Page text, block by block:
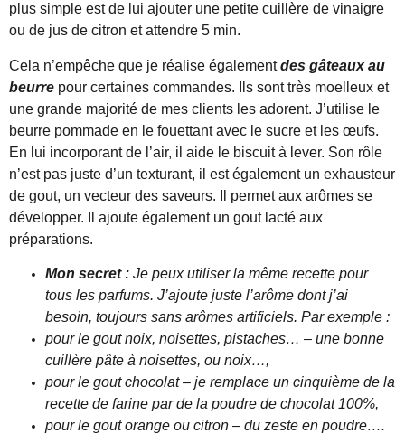
plus simple est de lui ajouter une petite cuillère de vinaigre
ou de jus de citron et attendre 5 min.
Cela n’empêche que je réalise égalementdes gâteaux au
beurre pour certaines commandes. Ils sont très moelleux et
une grande majorité de mes clients les adorent. J’utilise le
beurre pommade en le fouettant avec le sucre et les œufs.
En lui incorporant de l’air, il aide le biscuit à lever. Son rôle
n’est pas juste d’un texturant, il est également un exhausteur
de gout, un vecteur des saveurs. Il permet aux arômes se
développer. Il ajoute également un gout lacté aux
préparations.
Mon secret : Je peux utiliser la même recette pour
tous les parfums. J’ajoute juste l’arôme dont j’ai
besoin, toujours sans arômes artificiels. Par exemple :
pour le gout noix, noisettes, pistaches… – une bonne
cuillère pâte à noisettes, ou noix…,
pour le gout chocolat – je remplace un cinquième de la
recette de farine par de la poudre de chocolat 100%,
pour le gout orange ou citron – du zeste en poudre….